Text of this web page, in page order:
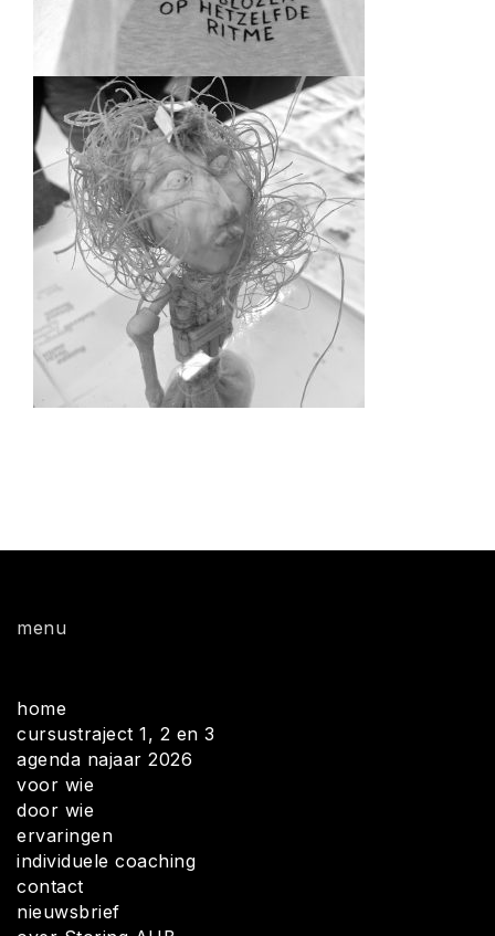
menu
home
cursustraject 1, 2 en 3
agenda najaar 2026
voor wie
door wie
ervaringen
individuele coaching
contact
nieuwsbrief